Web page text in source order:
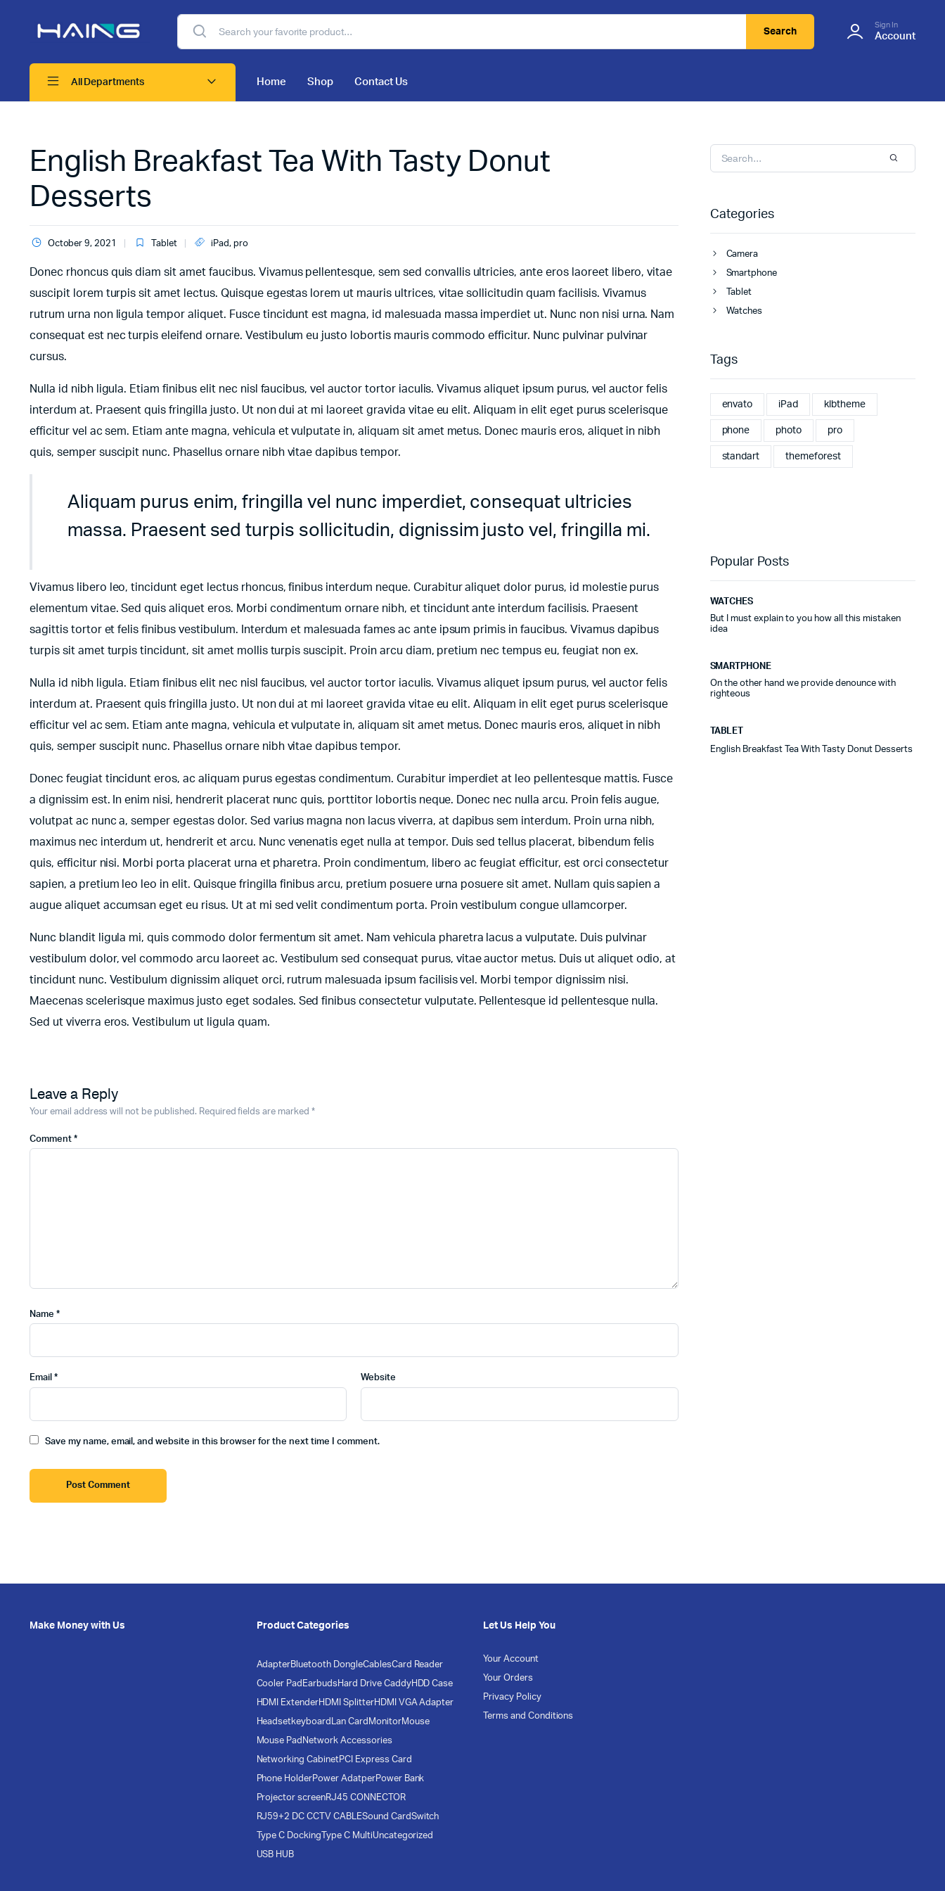
Search
Sign In
Account
All Departments Home Shop Contact Us
English Breakfast Tea With Tasty Donut
Desserts
October 9, 2021 Tablet iPad, pro
Donec rhoncus quis diam sit amet faucibus. Vivamus pellentesque, sem sed convallis ultricies, ante eros laoreet libero, vitae
suscipit lorem turpis sit amet lectus. Quisque egestas lorem ut mauris ultrices, vitae sollicitudin quam facilisis. Vivamus
rutrum urna non ligula tempor aliquet. Fusce tincidunt est magna, id malesuada massa imperdiet ut. Nunc non nisi urna. Nam
consequat est nec turpis eleifend ornare. Vestibulum eu justo lobortis mauris commodo efficitur. Nunc pulvinar pulvinar
cursus.
Nulla id nibh ligula. Etiam finibus elit nec nisl faucibus, vel auctor tortor iaculis. Vivamus aliquet ipsum purus, vel auctor felis
interdum at. Praesent quis fringilla justo. Ut non dui at mi laoreet gravida vitae eu elit. Aliquam in elit eget purus scelerisque
efficitur vel ac sem. Etiam ante magna, vehicula et vulputate in, aliquam sit amet metus. Donec mauris eros, aliquet in nibh
quis, semper suscipit nunc. Phasellus ornare nibh vitae dapibus tempor.
Aliquam purus enim, fringilla vel nunc imperdiet, consequat ultricies
massa. Praesent sed turpis sollicitudin, dignissim justo vel, fringilla mi.
Vivamus libero leo, tincidunt eget lectus rhoncus, finibus interdum neque. Curabitur aliquet dolor purus, id molestie purus
elementum vitae. Sed quis aliquet eros. Morbi condimentum ornare nibh, et tincidunt ante interdum facilisis. Praesent
sagittis tortor et felis finibus vestibulum. Interdum et malesuada fames ac ante ipsum primis in faucibus. Vivamus dapibus
turpis sit amet turpis tincidunt, sit amet mollis turpis suscipit. Proin arcu diam, pretium nec tempus eu, feugiat non ex.
Nulla id nibh ligula. Etiam finibus elit nec nisl faucibus, vel auctor tortor iaculis. Vivamus aliquet ipsum purus, vel auctor felis
interdum at. Praesent quis fringilla justo. Ut non dui at mi laoreet gravida vitae eu elit. Aliquam in elit eget purus scelerisque
efficitur vel ac sem. Etiam ante magna, vehicula et vulputate in, aliquam sit amet metus. Donec mauris eros, aliquet in nibh
quis, semper suscipit nunc. Phasellus ornare nibh vitae dapibus tempor.
Donec feugiat tincidunt eros, ac aliquam purus egestas condimentum. Curabitur imperdiet at leo pellentesque mattis. Fusce
a dignissim est. In enim nisi, hendrerit placerat nunc quis, porttitor lobortis neque. Donec nec nulla arcu. Proin felis augue,
volutpat ac nunc a, semper egestas dolor. Sed varius magna non lacus viverra, at dapibus sem interdum. Proin urna nibh,
maximus nec interdum ut, hendrerit et arcu. Nunc venenatis eget nulla at tempor. Duis sed tellus placerat, bibendum felis
quis, efficitur nisi. Morbi porta placerat urna et pharetra. Proin condimentum, libero ac feugiat efficitur, est orci consectetur
sapien, a pretium leo leo in elit. Quisque fringilla finibus arcu, pretium posuere urna posuere sit amet. Nullam quis sapien a
augue aliquet accumsan eget eu risus. Ut at mi sed velit condimentum porta. Proin vestibulum congue ullamcorper.
Nunc blandit ligula mi, quis commodo dolor fermentum sit amet. Nam vehicula pharetra lacus a vulputate. Duis pulvinar
vestibulum dolor, vel commodo arcu laoreet ac. Vestibulum sed consequat purus, vitae auctor metus. Duis ut aliquet odio, at
tincidunt nunc. Vestibulum dignissim aliquet orci, rutrum malesuada ipsum facilisis vel. Morbi tempor dignissim nisi.
Maecenas scelerisque maximus justo eget sodales. Sed finibus consectetur vulputate. Pellentesque id pellentesque nulla.
Sed ut viverra eros. Vestibulum ut ligula quam.
Leave a Reply
Your email address will not be published. Required fields are marked *
Comment *
Name *
Email * Website
Save my name, email, and website in this browser for the next time I comment.
Categories
Camera
Smartphone
Tablet
Watches
Tags
envato iPad klbtheme
phone photo pro
standart themeforest
Popular Posts
WATCHES
But I must explain to you how all this mistaken
idea
SMARTPHONE
On the other hand we provide denounce with
righteous
TABLET
English Breakfast Tea With Tasty Donut Desserts
Make Money with Us Product Categories
AdapterBluetooth DongleCablesCard Reader
Cooler Pad EarbudsHard Drive CaddyHDD Case
HDMI ExtenderHDMI SplitterHDMI VGA Adapter
Headsetkeyboard Lan Card MonitorMouse
Mouse Pad Network Accessories
Networking CabinetPCI Express Card
Phone HolderPower AdatperPower Bank
Projector screenRJ45 CONNECTOR
RJ59+2 DC CCTV CABLESound CardSwitch
Type C Docking Type C MultiUncategorized
USB HUB
Let Us Help You
Your Account
Your Orders
Privacy Policy
Terms and Conditions